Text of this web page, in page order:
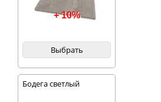
+ 10%
Выбрать
Бодега светлый